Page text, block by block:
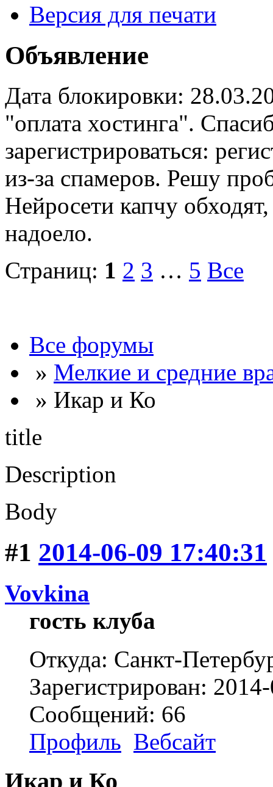
Версия для печати
Объявление
Дата блокировки:
"оплата хостинга".
зарегистрироваться:
из-за спамеров. Решу
Нейросети капчу
надоело.
Страниц: 1 2 3 … 5 Все
Все форумы
» Мелкие и средние
» Икар и Ко
title
Description
Body
#1 2014-06-09 17:40:31
Vovkina
гость клуба
Откуда: Санкт-
Зарегистрирован:
Сообщений: 66
Профиль Вебсайт
Икар и Ко